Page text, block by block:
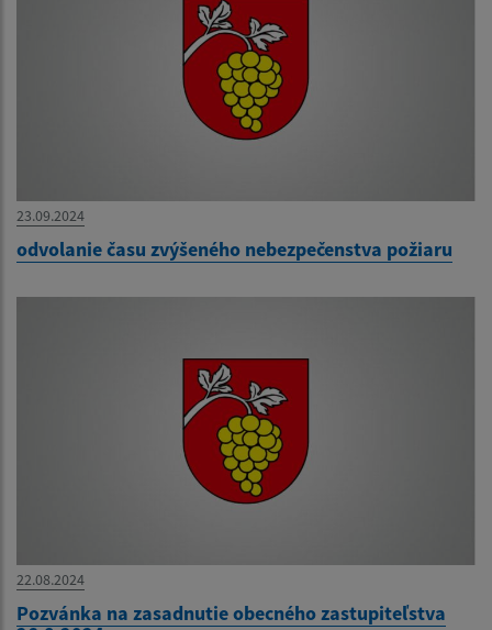
23.09.2024
odvolanie času zvýšeného nebezpečenstva požiaru
22.08.2024
Pozvánka na zasadnutie obecného zastupiteľstva